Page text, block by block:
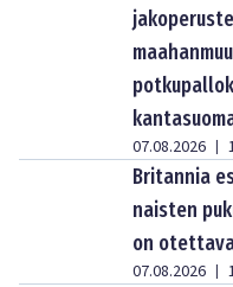
07.08.2026 |
Britannia
naisten
on
07.08.2026 |